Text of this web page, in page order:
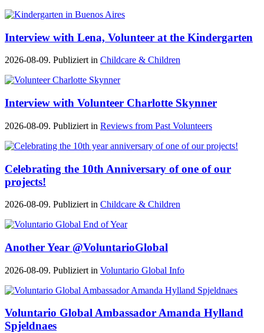
Interview with Lena, Volunteer at the Kindergarten
2026-08-09. Publiziert in Childcare & Children
Interview with Volunteer Charlotte Skynner
2026-08-09. Publiziert in Reviews from Past Volunteers
Celebrating the 10th Anniversary of one of our
projects!
2026-08-09. Publiziert in Childcare & Children
Another Year @VoluntarioGlobal
2026-08-09. Publiziert in Voluntario Global Info
Voluntario Global Ambassador Amanda Hylland
Spjeldnaes